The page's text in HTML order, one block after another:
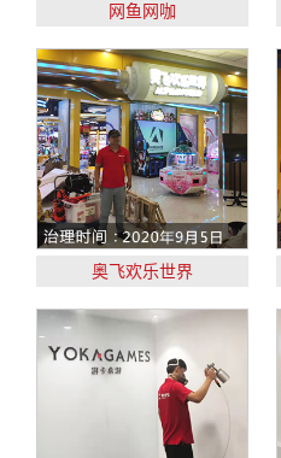
网鱼网咖
奥飞欢乐世界